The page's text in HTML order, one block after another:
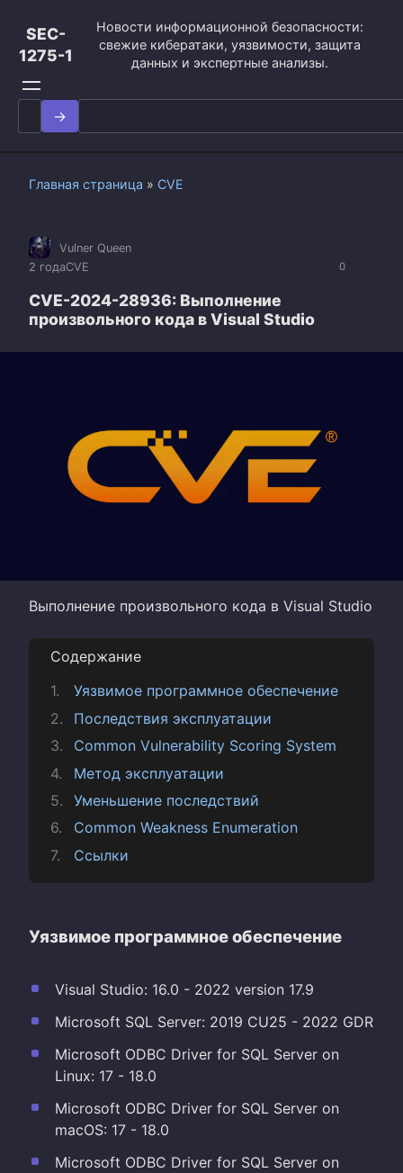
контенту
SEC-
1275-1
Новости информационной безопасности:
свежие кибератаки, уязвимости, защита
данных и экспертные анализы.
Search
for:
Главная страница » CVE
0
Vulner Queen
2 годаCVE
CVE-2024-28936: Выполнение
произвольного кода в Visual Studio
Выполнение произвольного кода в Visual Studio
Содержание
Уязвимое программное обеспечение
Последствия эксплуатации
Common Vulnerability Scoring System
Метод эксплуатации
Уменьшение последствий
Common Weakness Enumeration
Ссылки
Уязвимое программное обеспечение
Visual Studio: 16.0 - 2022 version 17.9
Microsoft SQL Server: 2019 CU25 - 2022 GDR
Microsoft ODBC Driver for SQL Server on
Linux: 17 - 18.0
Microsoft ODBC Driver for SQL Server on
macOS: 17 - 18.0
Microsoft ODBC Driver for SQL Server on